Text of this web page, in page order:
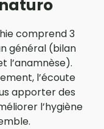
comprend 3
général (bilan
l’anamnèse).
l’écoute
apporter des
l’hygiène